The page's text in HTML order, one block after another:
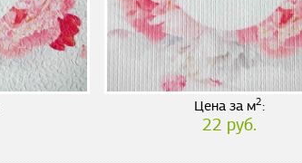
Цена за м2:
22 руб.